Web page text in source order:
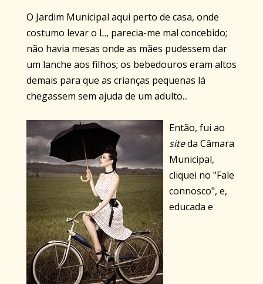
O Jardim Municipal aqui perto de casa, onde
costumo levar o L., parecia-me mal concebido;
não havia mesas onde as mães pudessem dar
um lanche aos filhos; os bebedouros eram altos
demais para que as crianças pequenas lá
chegassem sem ajuda de um adulto...
Então, fui ao
siteda Câmara
Municipal,
cliquei no "Fale
connosco", e,
educada e